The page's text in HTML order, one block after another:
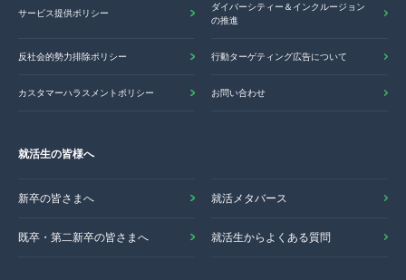
サービス提供ポリシー
ダイバーシティー＆インクルージョン
の推進
反社会的勢力排除ポリシー 行動ターゲティング広告について
カスタマーハラスメントポリシー お問い合わせ
就活生の皆様へ
新卒の皆さまへ 就活メタバース
既卒・第二新卒の皆さまへ 就活生からよくある質問